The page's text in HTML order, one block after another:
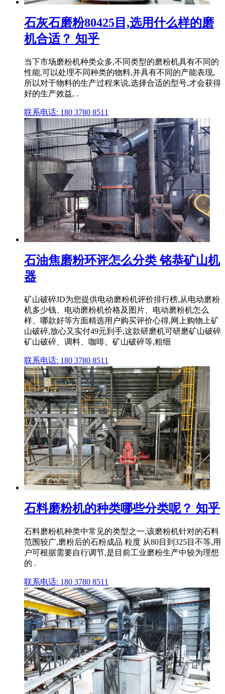
石灰石磨粉80425目,选用什么样的磨
机合适？ 知乎
当下市场磨粉机种类众多,不同类型的磨粉机具有不同的
性能,可以处理不同种类的物料,并具有不同的产能表现,
所以对于物料的生产过程来说,选择合适的型号,才会获得
好的生产效益, .
联系电话: 180 3780 8511
石油焦磨粉环评怎么分类 铭恭矿山机
器
矿山破碎JD为您提供电动磨粉机评价排行榜,从电动磨粉
机多少钱、电动磨粉机价格及图片、电动磨粉机怎么
样、哪款好等方面精选用户购买评价心得,网上购物上矿
山破碎,放心又实付49元到手,这款研磨机可研磨矿山破碎
矿山破碎、调料、咖啡、矿山破碎等,粗细
联系电话: 180 3780 8511
石料磨粉机的种类哪些分类呢？ 知乎
石料磨粉机种类中常见的类型之一,该磨粉机针对的石料
范围较广,磨粉后的石粉成品 粒度 从80目到325目不等,用
户可根据需要自行调节,是目前工业磨粉生产中较为理想
的 .
联系电话: 180 3780 8511